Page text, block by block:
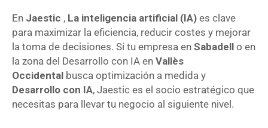
En Jaestic , La inteligencia artificial (IA) es clave
para maximizar la eficiencia, reducir costes y mejorar
la toma de decisiones. Si tu empresa en Sabadell o en
la zona del Desarrollo con IA en Vallès
Occidental busca optimización a medida y
Desarrollo con IA, Jaestic es el socio estratégico que
necesitas para llevar tu negocio al siguiente nivel.